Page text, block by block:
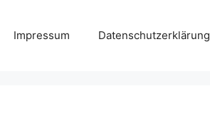
Impressum Datenschutzerklärung